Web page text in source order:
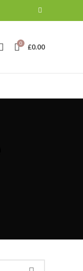
0 £0.00